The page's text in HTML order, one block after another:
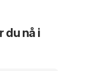
du nå i